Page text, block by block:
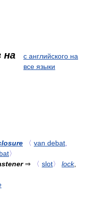
на
с английского на
все языки
〈 van debat
〉
⇒ 〈 slot〉 lock,